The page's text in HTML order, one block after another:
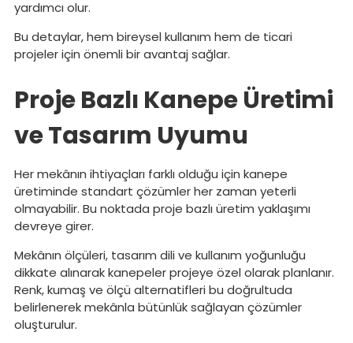
yardımcı olur.
Bu detaylar, hem bireysel kullanım hem de ticari
projeler için önemli bir avantaj sağlar.
Proje Bazlı Kanepe Üretimi
ve Tasarım Uyumu
Her mekânın ihtiyaçları farklı olduğu için kanepe
üretiminde standart çözümler her zaman yeterli
olmayabilir. Bu noktada proje bazlı üretim yaklaşımı
devreye girer.
Mekânın ölçüleri, tasarım dili ve kullanım yoğunluğu
dikkate alınarak kanepeler projeye özel olarak planlanır.
Renk, kumaş ve ölçü alternatifleri bu doğrultuda
belirlenerek mekânla bütünlük sağlayan çözümler
oluşturulur.